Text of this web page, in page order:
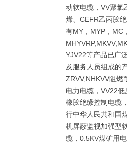
动软电缆，VV聚氯
烯、CEFR乙丙胶
有MY，MYP，MC
YJV22等产品已广
及服务人员组成的
ZRVV,NHKVV阻燃
电力电缆，VV22
橡胶绝缘控制电缆
行中华人民共和国
机屏蔽监视加强型
缆，0.5KV煤矿用